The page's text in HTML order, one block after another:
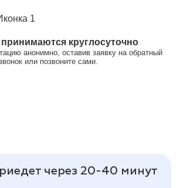
круглосуточно
анонимно, оставив заявку на обратный
или позвоните сами.
через 20-40 минут